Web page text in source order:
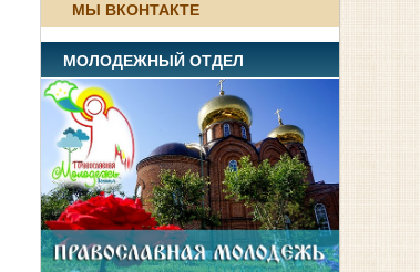
МЫ ВКОНТАКТЕ
МОЛОДЕЖНЫЙ ОТДЕЛ